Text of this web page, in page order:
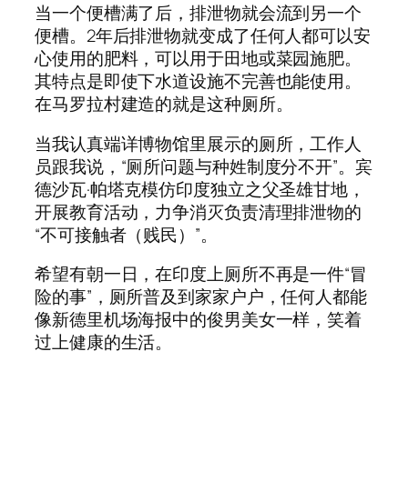
当一个便槽满了后，排泄物就会流到另一个
便槽。2年后排泄物就变成了任何人都可以安
心使用的肥料，可以用于田地或菜园施肥。
其特点是即使下水道设施不完善也能使用。
在马罗拉村建造的就是这种厕所。
当我认真端详博物馆里展示的厕所，工作人
员跟我说，“厕所问题与种姓制度分不开”。宾
德沙瓦·帕塔克模仿印度独立之父圣雄甘地，
开展教育活动，力争消灭负责清理排泄物的
“不可接触者（贱民）”。
希望有朝一日，在印度上厕所不再是一件“冒
险的事”，厕所普及到家家户户，任何人都能
像新德里机场海报中的俊男美女一样，笑着
过上健康的生活。